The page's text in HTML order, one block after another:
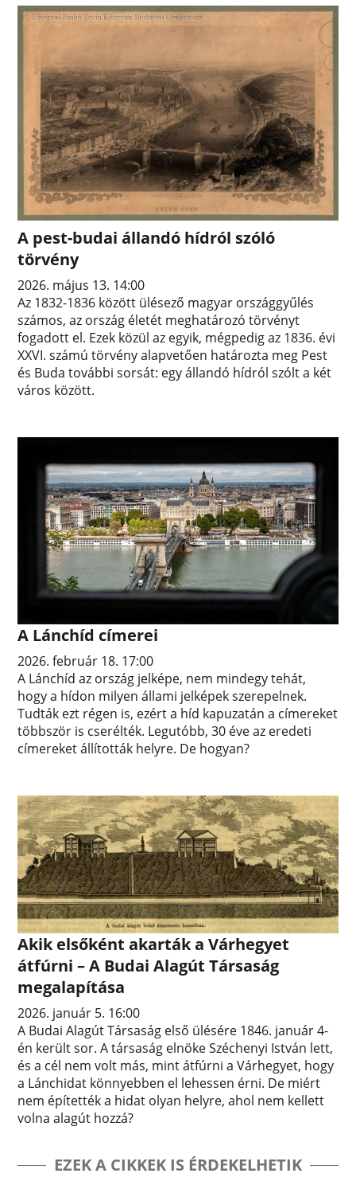
A pest-budai állandó hídról szóló
törvény
2026. május 13. 14:00
Az 1832-1836 között ülésező magyar országgyűlés
számos, az ország életét meghatározó törvényt
fogadott el. Ezek közül az egyik, mégpedig az 1836. évi
XXVI. számú törvény alapvetően határozta meg Pest
és Buda további sorsát: egy állandó hídról szólt a két
város között.
A Lánchíd címerei
2026. február 18. 17:00
A Lánchíd az ország jelképe, nem mindegy tehát,
hogy a hídon milyen állami jelképek szerepelnek.
Tudták ezt régen is, ezért a híd kapuzatán a címereket
többször is cserélték. Legutóbb, 30 éve az eredeti
címereket állították helyre. De hogyan?
Akik elsőként akarták a Várhegyet
átfúrni – A Budai Alagút Társaság
megalapítása
2026. január 5. 16:00
A Budai Alagút Társaság első ülésére 1846. január 4-
én került sor. A társaság elnöke Széchenyi István lett,
és a cél nem volt más, mint átfúrni a Várhegyet, hogy
a Lánchidat könnyebben el lehessen érni. De miért
nem építették a hidat olyan helyre, ahol nem kellett
volna alagút hozzá?
EZEK A CIKKEK IS ÉRDEKELHETIK